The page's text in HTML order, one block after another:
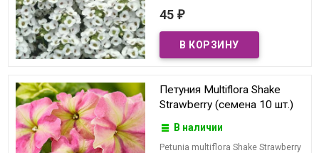
45 ₽
Петуния Multiflora Shake
Strawberry (семена 10 шт.)
В наличии
Petunia multiflora Shake Strawberry